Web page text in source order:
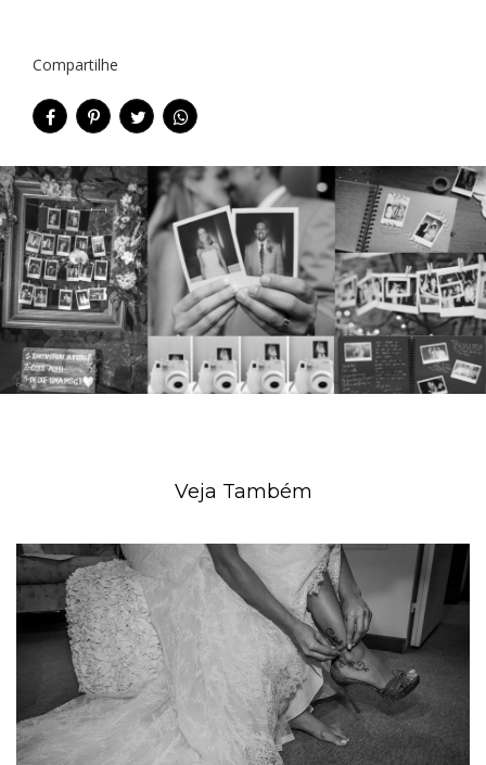
Compartilhe
Veja Também